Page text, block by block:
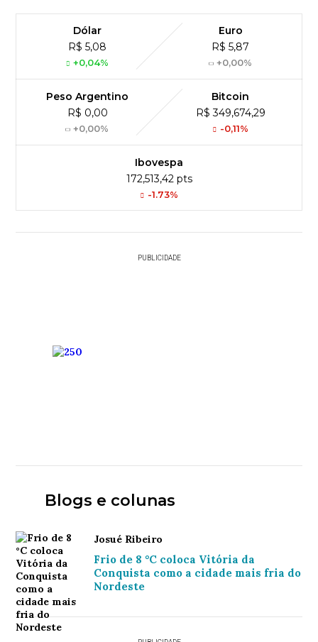
Dólar
R$ 5,08
+0,04%
Euro
R$ 5,87
+0,00%
Peso Argentino
R$ 0,00
+0,00%
Bitcoin
R$ 349,674,29
-0,11%
Ibovespa
172,513,42 pts
-1.73%
PUBLICIDADE
Blogs e colunas
Josué Ribeiro
Frio de 8 °C coloca Vitória da
Conquista como a cidade mais fria do
Nordeste